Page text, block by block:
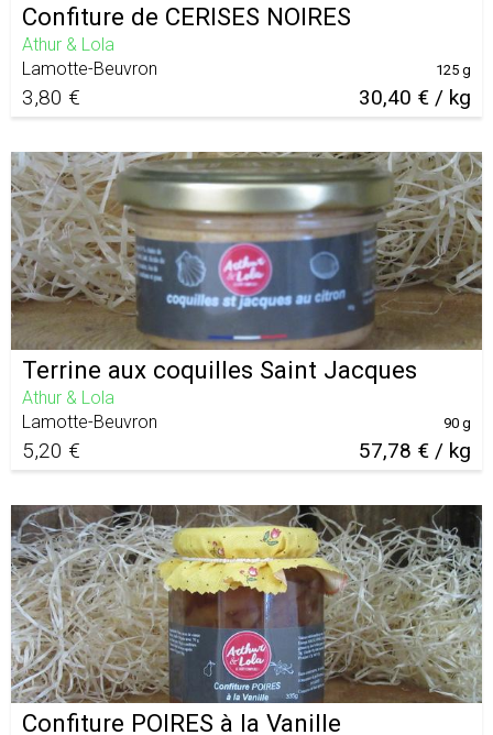
Confiture de CERISES NOIRES
Athur & Lola
Lamotte-Beuvron
3,80 € 30,40 € / kg
125 g
Terrine aux coquilles Saint Jacques
Athur & Lola
Lamotte-Beuvron
5,20 € 57,78 € / kg
90 g
Confiture POIRES à la Vanille